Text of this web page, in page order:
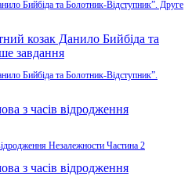
Бийбіда та Болотник-Відступник”. Друге
Бийбіда та Болотник-Відступник”.
Незалежности Частина 2